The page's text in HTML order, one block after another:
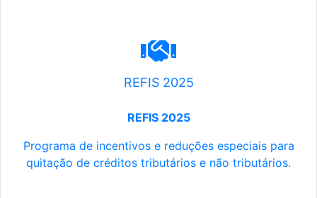
REFIS 2025
REFIS 2025
Programa de incentivos e reduções especiais para
quitação de créditos tributários e não tributários.